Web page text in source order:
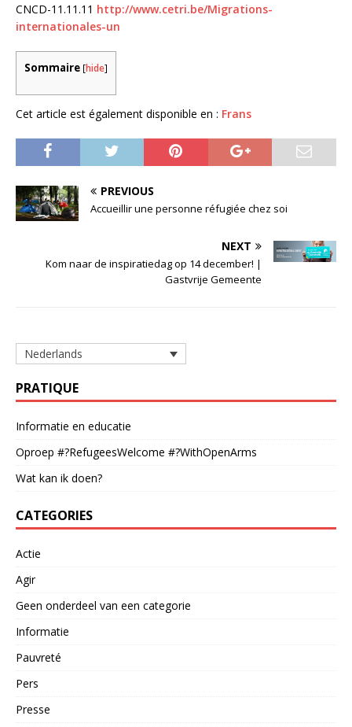
CNCD-11.11.11 http://www.cetri.be/Migrations-
internationales-un
Sommaire [hide]
Cet article est également disponible en : Frans
PREVIOUS
Accueillir une personne réfugiée chez soi
NEXT
Kom naar de inspiratiedag op 14 december! |
Gastvrije Gemeente
Nederlands
PRATIQUE
Informatie en educatie
Oproep #?RefugeesWelcome #?WithOpenArms
Wat kan ik doen?
CATEGORIES
Actie
Agir
Geen onderdeel van een categorie
Informatie
Pauvreté
Pers
Presse